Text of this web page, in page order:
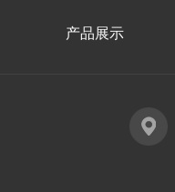
产品展示